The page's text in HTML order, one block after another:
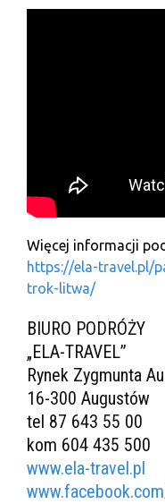
Więcej informacji
https://ela-travel.pl/
trok-litwa/
BIURO PODRÓŻY
„ELA-TRAVEL”
Rynek Zygmunta
16-300 Augustów
tel 87 643 55 00
kom 604 435 500
www.ela-travel.pl